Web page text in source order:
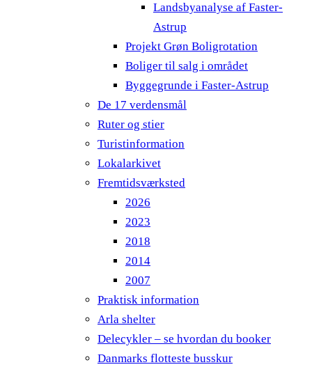
Landsbyanalyse af Faster-
Astrup
Projekt Grøn Boligrotation
Boliger til salg i området
Byggegrunde i Faster-Astrup
De 17 verdensmål
Ruter og stier
Turistinformation
Lokalarkivet
Fremtidsværksted
2026
2023
2018
2014
2007
Praktisk information
Arla shelter
Delecykler – se hvordan du booker
Danmarks flotteste busskur